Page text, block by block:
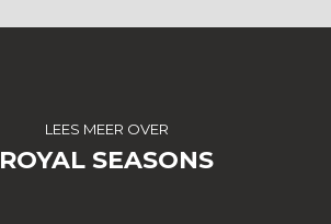
LEES MEER OVER
ROYAL SEASONS